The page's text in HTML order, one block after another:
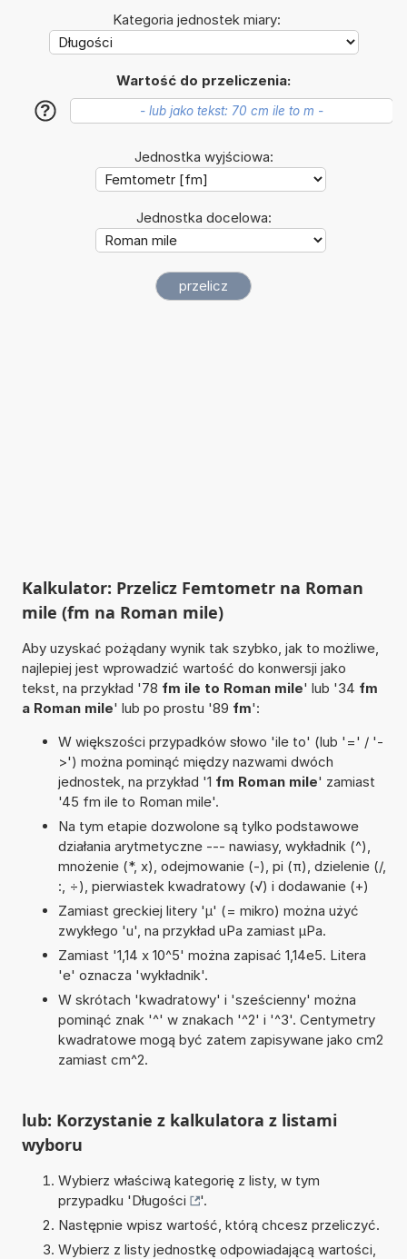
Kategoria jednostek miary:
Wartość do przeliczenia:
?
Jednostka wyjściowa:
Jednostka docelowa:
Kalkulator: Przelicz Femtometr na Roman
mile (fm na Roman mile)
Aby uzyskać pożądany wynik tak szybko, jak to możliwe,
najlepiej jest wprowadzić wartość do konwersji jako
tekst, na przykład '78 fm ile to Roman mile' lub '34 fm
a Roman mile' lub po prostu '89 fm':
W większości przypadków słowo 'ile to' (lub '=' / '-
>') można pominąć między nazwami dwóch
jednostek, na przykład '1 fm Roman mile' zamiast
'45 fm ile to Roman mile'.
Na tym etapie dozwolone są tylko podstawowe
działania arytmetyczne --- nawiasy, wykładnik (^),
mnożenie (*, x), odejmowanie (-), pi (π), dzielenie (/,
:, ÷), pierwiastek kwadratowy (√) i dodawanie (+)
Zamiast greckiej litery 'µ' (= mikro) można użyć
zwykłego 'u', na przykład uPa zamiast µPa.
Zamiast '1,14 x 10^5' można zapisać 1,14e5. Litera
'e' oznacza 'wykładnik'.
W skrótach 'kwadratowy' i 'sześcienny' można
pominąć znak '^' w znakach '^2' i '^3'. Centymetry
kwadratowe mogą być zatem zapisywane jako cm2
zamiast cm^2.
lub: Korzystanie z kalkulatora z listami
wyboru
Wybierz właściwą kategorię z listy, w tym
przypadku 'Długości
'.
Następnie wpisz wartość, którą chcesz przeliczyć.
Wybierz z listy jednostkę odpowiadającą wartości,